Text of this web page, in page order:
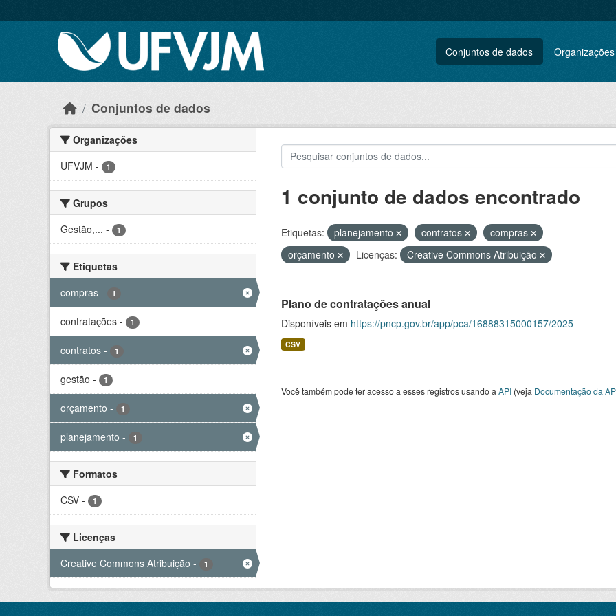
Conjuntos de dados Organizações
Conjuntos de dados
Organizações
UFVJM - 1
Grupos
Gestão,... - 1
Etiquetas
compras - 1
contratações - 1
contratos - 1
gestão - 1
orçamento - 1
planejamento - 1
Formatos
CSV - 1
Licenças
Creative Commons Atribuição - 1
1 conjunto de dados encontrado
Etiquetas: planejamento contratos
compras
orçamento
Licenças: Creative Commons Atribuição
Plano de contratações anual
Disponíveis em https://pncp.gov.br/app/pca/16888315000157/2025
CSV
Você também pode ter acesso a esses registros usando a API(veja Documentação da